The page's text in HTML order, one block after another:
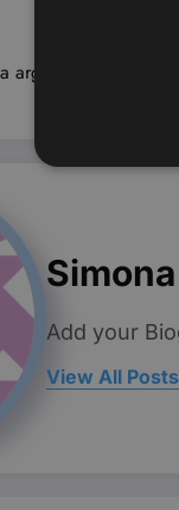
argilla
Add your
View All Posts
I cookie
web non può